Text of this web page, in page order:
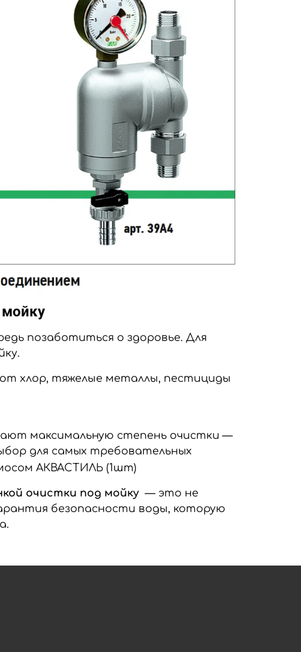
позаботиться о здоровье. Для
хлор, тяжелые металлы, пестициды
максимальную степень очистки —
для самых требовательных
очистки под мойку — это не
безопасности воды, которую